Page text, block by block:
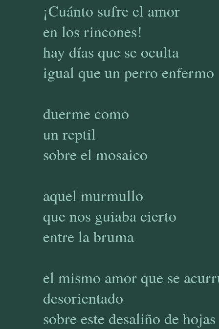
¡Cuánto sufre el amor
en los rincones!
hay días que se oculta
igual que un perro enfermo
duerme como
un reptil
sobre el mosaico
aquel murmullo
que nos guiaba cierto
entre la bruma
el mismo amor que se
desorientado
sobre este desaliño de hojas